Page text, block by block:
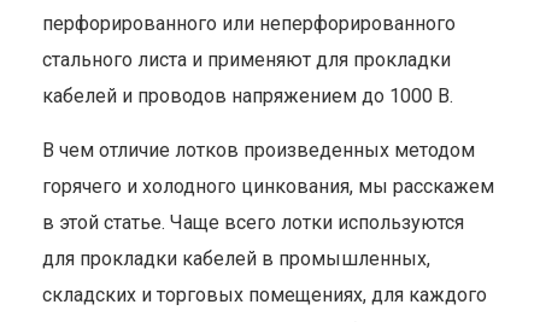
перфорированного или неперфорированного
стального листа и применяют для прокладки
кабелей и проводов напряжением до 1000 В.
В чем отличие лотков произведенных методом
горячего и холодного цинкования, мы расскажем
в этой статье. Чаще всего лотки используются
для прокладки кабелей в промышленных,
складских и торговых помещениях, для каждого